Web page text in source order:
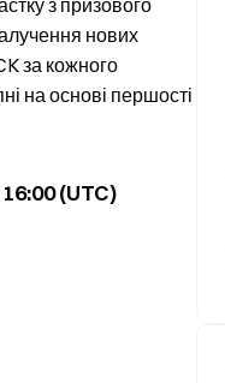
з призового
нових
за кожного
на основі першості
(UTC)